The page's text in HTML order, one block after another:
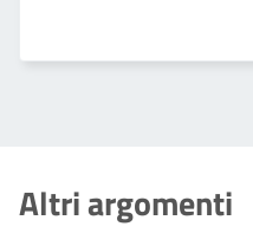
Altri argomenti